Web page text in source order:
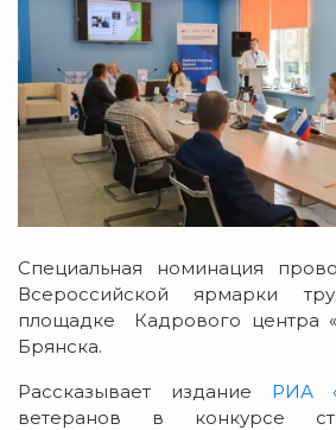
Специальная номинация
Всероссийской ярмарки
площадке Кадрового центра
Брянска.
Рассказывает издание РИА
ветеранов в конкурсе